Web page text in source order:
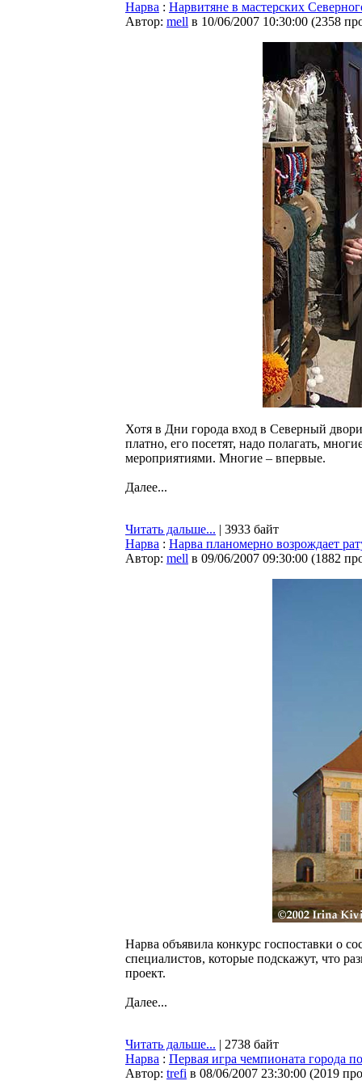
Нарва : Нарвитяне в мастерских
Автор: mell в 10/06/2007 10:30:00 (2358
Хотя в Дни города вход в Северный
платно, его посетят, надо полагать,
мероприятиями. Многие – впервые.
Далее...
Читать дальше... | 3933 байт
Нарва : Нарва планомерно возрождает
Автор: mell в 09/06/2007 09:30:00 (1882
Нарва объявила конкурс госпоставки о
специалистов, которые подскажут, что
проект.
Далее...
Читать дальше... | 2738 байт
Нарва : Первая игра чемпионата города
Автор: trefi в 08/06/2007 23:30:00 (2019